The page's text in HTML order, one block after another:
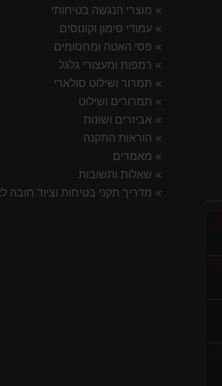
מחסום חניה פרטי כולל מנעול ומפתחות גובה 70 ס"מ
עמוד סימון גמיש 75 ס''מ ECO תוצרת אירופה
חבילת 1 מטר פסי האטה 10 קמ''ש כולל סופיות מפלסטיק
מוצרי הנגשה בטיחותי
עמודי סימון וקונוסים
פסי האטה ומחסומים
רמפות ומעצורי גלגל
תמרור ושילוט סולארי
תמרורים ושילוט
אביזרים ושונות
הוראות התקנה
מאמרים
שאלות ותשובות
מדריך תקני בטיחות וציוד חובה